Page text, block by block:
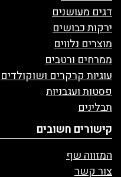
דגים מעושנים
ירקות כבושים
מוצרים נלווים
ממרחים ורטבים
עוגיות קרקרים ושוקולדים
פסטות ועגבניות
תבלינים
קישורים חשובים
המזווה שף
צור קשר